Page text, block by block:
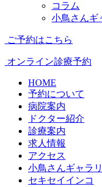
コラム
小鳥さんギ
ご予約はこちら
オンライン診療予約
HOME
予約について
病院案内
ドクター紹介
診療案内
求人情報
アクセス
小鳥さんギャラ
セキセイインコ